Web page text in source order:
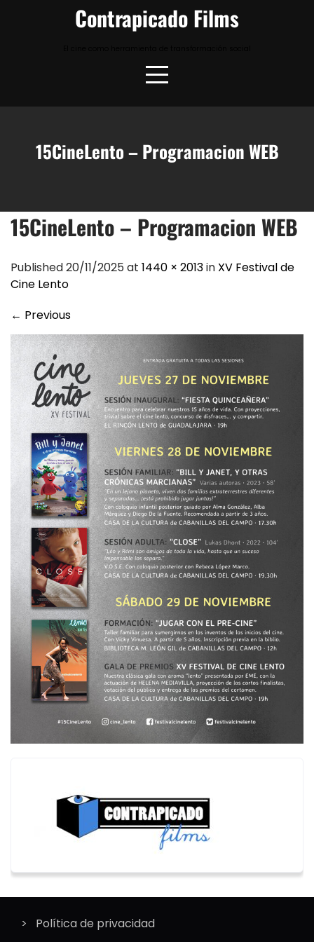
Contrapicado Films
15CineLento – Programacion WEB
15CineLento – Programacion WEB
Published 20/11/2025 at 1440 × 2013in XV Festival de
Cine Lento
← Previous
Política de privacidad